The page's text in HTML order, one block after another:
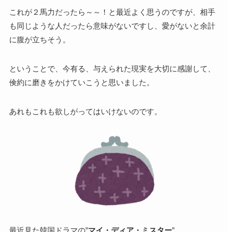
これが２馬力だったら～～！と最近よく思うのですが、相手
も同じような人だったら意味がないですし、愛がないと余計
に腹が立ちそう。
ということで、今有る、与えられた現実を大切に感謝して、
倹約に磨きをかけていこうと思いました。
あれもこれも欲しがってはいけないのです。